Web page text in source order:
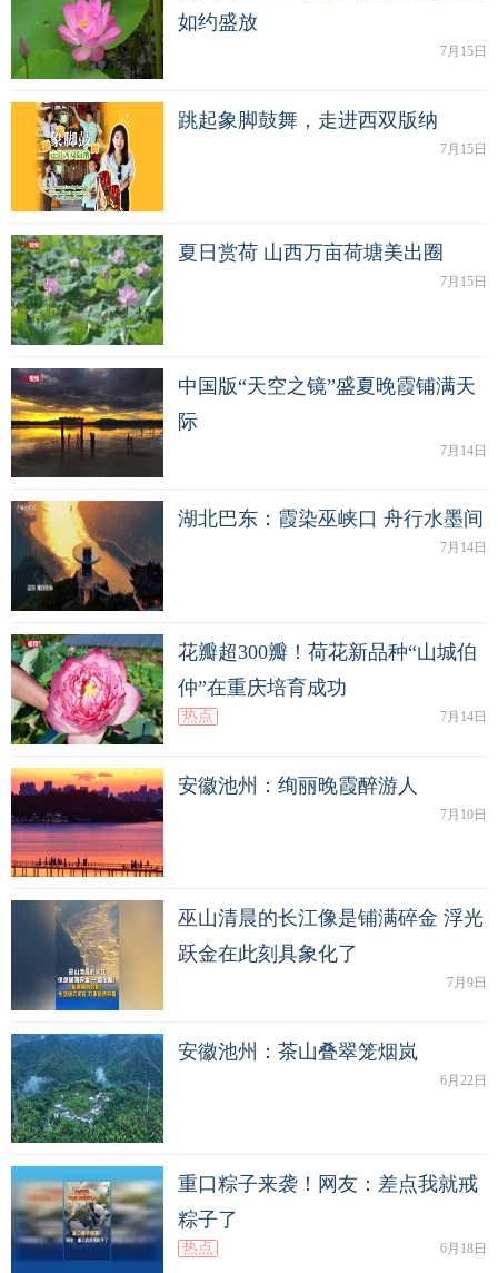
如约盛放
7月15日
跳起象脚鼓舞，走进西双版纳
7月15日
夏日赏荷 山西万亩荷塘美出圈
7月15日
中国版“天空之镜”盛夏晚霞铺满天
际
7月14日
湖北巴东：霞染巫峡口 舟行水墨间
7月14日
花瓣超300瓣！荷花新品种“山城伯
仲”在重庆培育成功
7月14日
热点
安徽池州：绚丽晚霞醉游人
7月10日
巫山清晨的长江像是铺满碎金 浮光
跃金在此刻具象化了
7月9日
安徽池州：茶山叠翠笼烟岚
6月22日
重口粽子来袭！网友：差点我就戒
粽子了
6月18日
热点